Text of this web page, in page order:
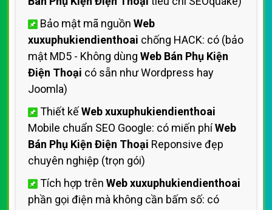
Bảo mật mã nguồn Web
xuxuphukiendienthoai chống HACK: có (bảo
mật MD5 - Không dùng Web Bán Phụ Kiện
Điện Thoại có sẵn như Wordpress hay
Joomla)
Thiết kếWeb xuxuphukiendienthoai
Mobile chuẩn SEO Google: có miến phíWeb
Bán Phụ Kiện Điện Thoại Reponsive đẹp
chuyên nghiệp (trọn gói)
Tích hợp trên Web xuxuphukiendienthoai
phần gọi điện mà không cần bấm số: có